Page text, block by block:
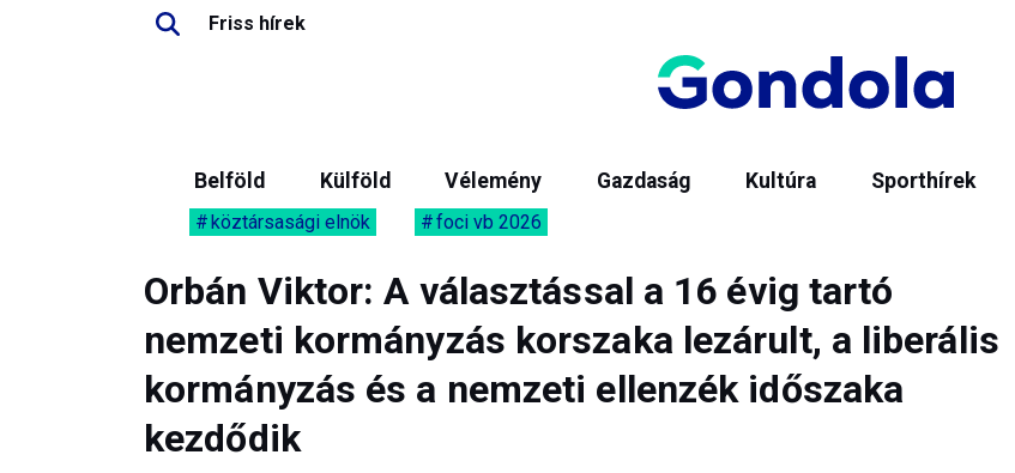
Friss hírek
Belföld Külföld Vélemény Gazdaság Kultúra Sporthírek
köztársasági elnök foci vb 2026
Orbán Viktor: A választással a 16 évig tartó
nemzeti kormányzás korszaka lezárult, a liberális
kormányzás és a nemzeti ellenzék időszaka
kezdődik